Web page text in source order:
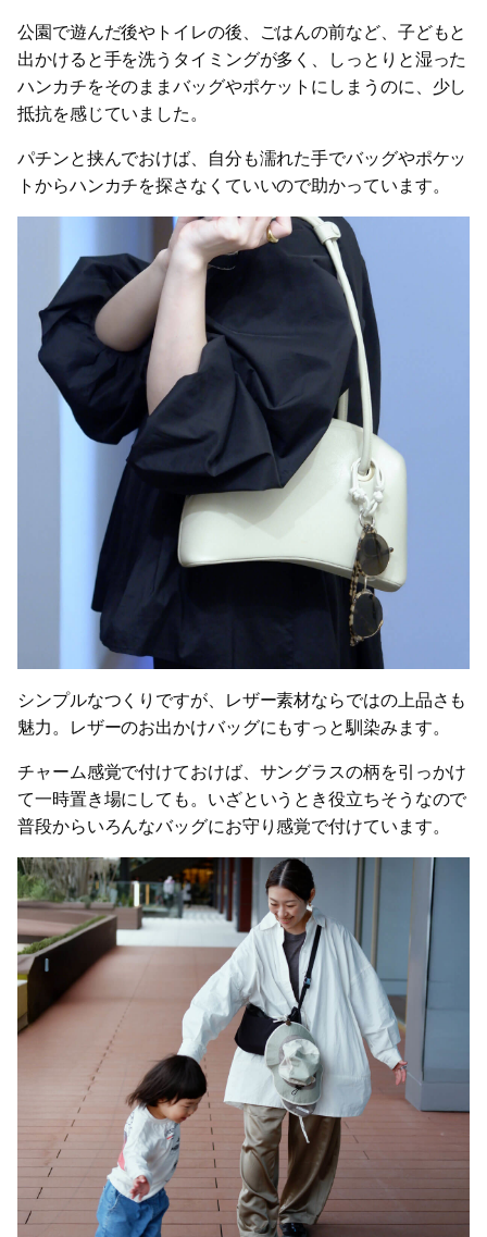
公園で遊んだ後やトイレの後、ごはんの前など、子どもと
出かけると手を洗うタイミングが多く、しっとりと湿った
ハンカチをそのままバッグやポケットにしまうのに、少し
抵抗を感じていました。
パチンと挟んでおけば、自分も濡れた手でバッグやポケッ
トからハンカチを探さなくていいので助かっています。
シンプルなつくりですが、レザー素材ならではの上品さも
魅力。レザーのお出かけバッグにもすっと馴染みます。
チャーム感覚で付けておけば、サングラスの柄を引っかけ
て一時置き場にしても。いざというとき役立ちそうなので
普段からいろんなバッグにお守り感覚で付けています。